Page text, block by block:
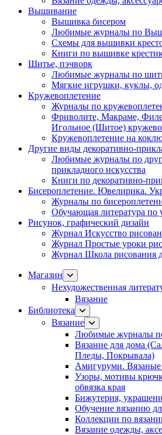
Вышивание
Вышивка бисером
Любимые журналы по
Схемы для вышивки
Книги по вышивке
Шитье, пэчворк
Любимые журналы по
Мягкие игрушки, куклы,
Кружевоплетение
Журналы по
Фриволите, Макраме,
Игольное (Шитое) кружево
Кружевоплетение на
Другие виды декоративно-
Любимые журналы по
прикладного искусства
Книги по декоративно-
Бисероплетение. Ювелирика.
Журналы по
Обучающая литература по
Рисунок, графический дизайн
Журнал Искусство
Журнал Простые уроки
Журнал Школа рисования
Магазин
Нехудожественная
Вязание
Библиотека
Вязание
Любимые журналы
Вязание для дома
Пледы, Покрывала)
Амигуруми.
Узоры, мотивы
обвязка края
Бижутерия,
Обучение вязанию
Коллекции по
Вязание одежды,